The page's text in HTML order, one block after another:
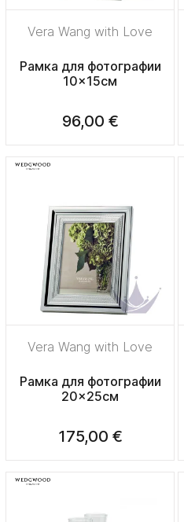
Vera Wang with Love
Рамка для фотографии
10x15см
96,00 €
Vera Wang with Love
Рамка для фотографии
20x25см
175,00 €